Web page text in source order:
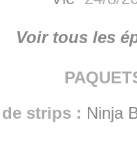
Voir tous les
strips : Ninja